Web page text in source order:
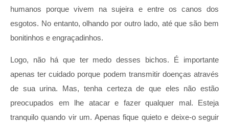
humanos porque vivem na sujeira e entre os canos dos
esgotos. No entanto, olhando por outro lado, até que são bem
bonitinhos e engraçadinhos.
Logo, não há que ter medo desses bichos. É importante
apenas ter cuidado porque podem transmitir doenças através
de sua urina. Mas, tenha certeza de que eles não estão
preocupados em lhe atacar e fazer qualquer mal. Esteja
tranquilo quando vir um. Apenas fique quieto e deixe-o seguir